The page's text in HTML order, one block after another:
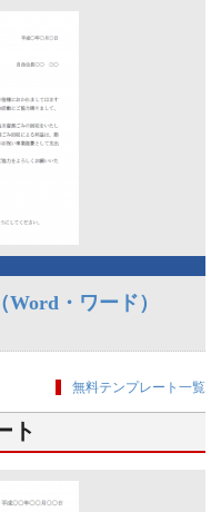
・ワード）
無料テンプレート一覧
ト